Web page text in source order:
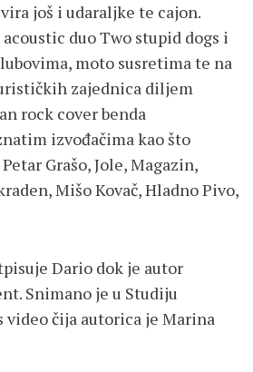
još i udaraljke te cajon.
duo Two stupid dogs i
moto susretima te na
zajednica diljem
rock cover benda
izvođačima kao što
Grašo, Jole, Magazin,
Mišo Kovač, Hladno Pivo,
Dario dok je autor
Snimano je u Studiju
čija autorica je Marina